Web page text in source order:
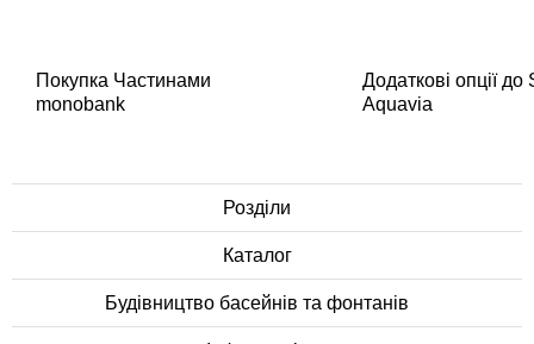
Покупка Частинами
monobank
Додаткові опції
Aquavia
Розділи
Каталог
Будівництво басейнів та фонтанів